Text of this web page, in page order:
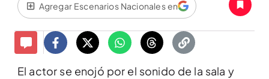
Agregar Escenarios Nacionales en
El actor se enojó por el sonido de la sala y